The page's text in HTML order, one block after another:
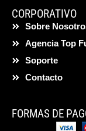
CORPORATIVO
Sobre
Agencia Top
Soporte
Contacto
FORMAS DE